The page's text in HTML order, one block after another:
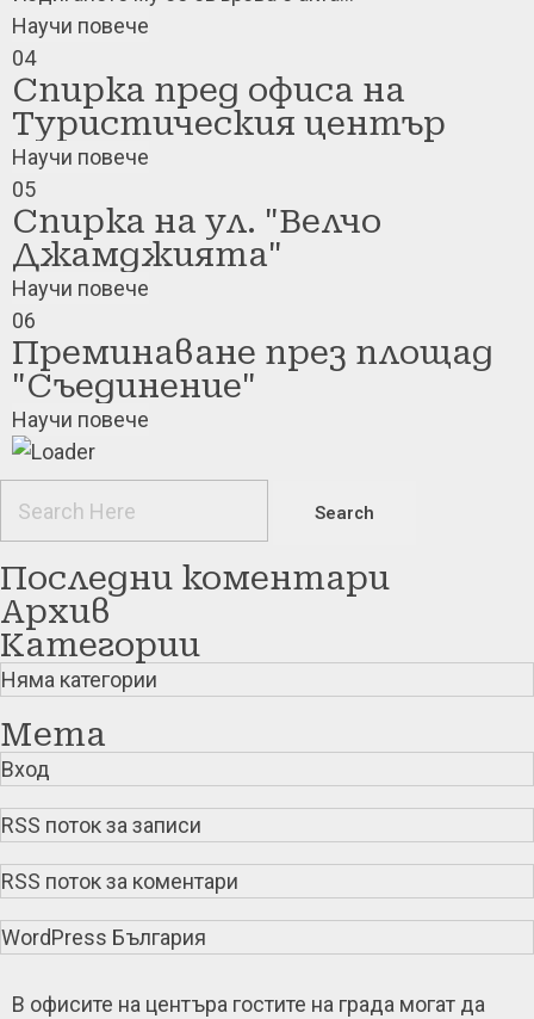
Научи повече
04
Спирка пред офиса на
Туристическия център
Научи повече
05
Спирка на ул. "Велчо
Джамджията"
Научи повече
06
Преминаване през площад
"Съединение"
Научи повече
Последни коментари
Архив
Категории
Няма категории
Мета
Вход
RSS поток за записи
RSS поток за коментари
WordPress България
В офисите на центъра гостите на града могат да